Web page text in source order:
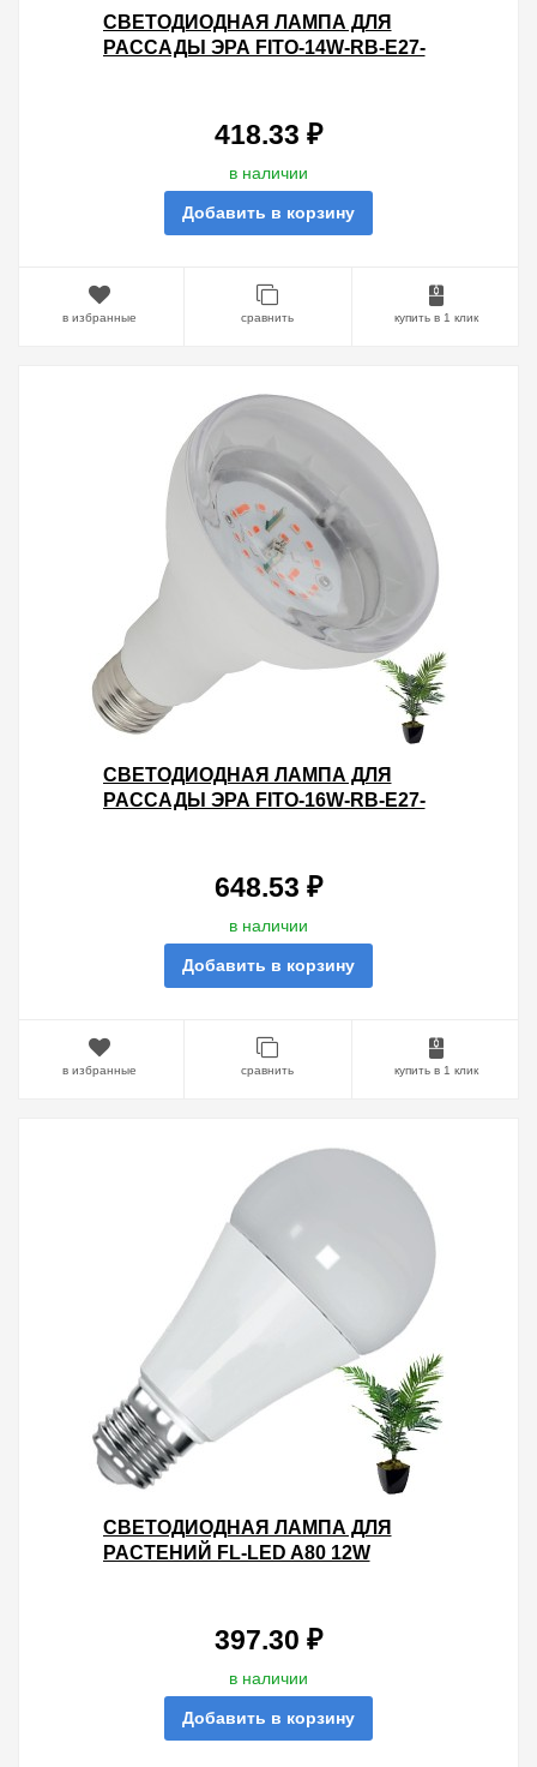
СВЕТОДИОДНАЯ ЛАМПА ДЛЯ
РАССАДЫ ЭРА FITO-14W-RB-E27-
418.33 ₽
в наличии
Добавить в корзину
в избранные сравнить купить в 1 клик
СВЕТОДИОДНАЯ ЛАМПА ДЛЯ
РАССАДЫ ЭРА FITO-16W-RB-E27-
648.53 ₽
в наличии
Добавить в корзину
в избранные сравнить купить в 1 клик
СВЕТОДИОДНАЯ ЛАМПА ДЛЯ
РАСТЕНИЙ FL-LED A80 12W
397.30 ₽
в наличии
Добавить в корзину